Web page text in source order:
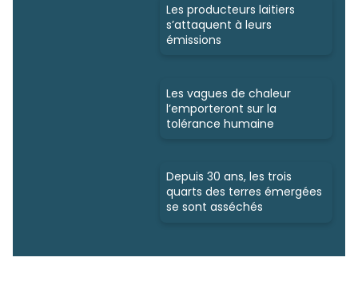
Les producteurs laitiers
s’attaquent à leurs
émissions
Les vagues de chaleur
l’emporteront sur la
tolérance humaine
Depuis 30 ans, les trois
quarts des terres émergées
se sont asséchés